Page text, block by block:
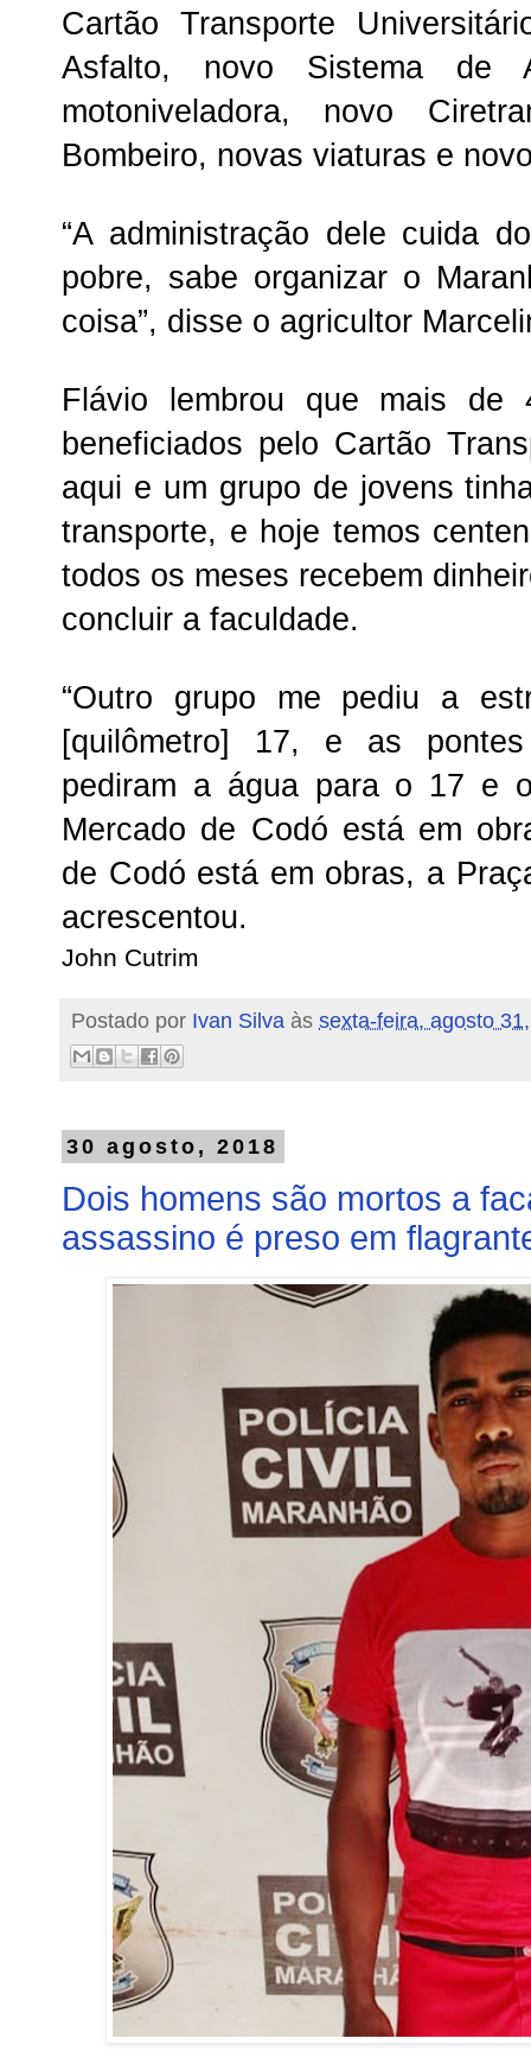
Cartão Transporte
Asfalto, novo Sistema de
motoniveladora, novo
Bombeiro, novas viaturas e
“A administração dele cuida
pobre, sabe organizar o
coisa”, disse o agricultor
Flávio lembrou que mais de
beneficiados pelo Cartão
aqui e um grupo de jovens
transporte, e hoje temos
todos os meses recebem
concluir a faculdade.
“Outro grupo me pediu a
[quilômetro] 17, e as
pediram a água para o 17 e
Mercado de Codó está em
de Codó está em obras, a
acrescentou.
John Cutrim
Postado por Ivan Silva às sexta-feira, agosto
30 agosto, 2018
Dois homens são mortos a
assassino é preso em